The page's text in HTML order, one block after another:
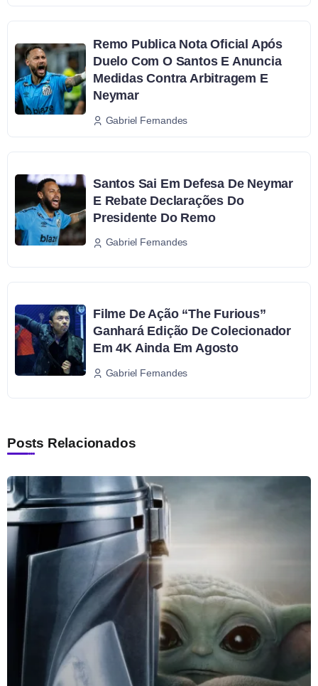
Remo Publica Nota Oficial Após
Duelo Com O Santos E Anuncia
Medidas Contra Arbitragem E
Neymar
Gabriel Fernandes
Santos Sai Em Defesa De Neymar
E Rebate Declarações Do
Presidente Do Remo
Gabriel Fernandes
Filme De Ação “The Furious”
Ganhará Edição De Colecionador
Em 4K Ainda Em Agosto
Gabriel Fernandes
Posts Relacionados